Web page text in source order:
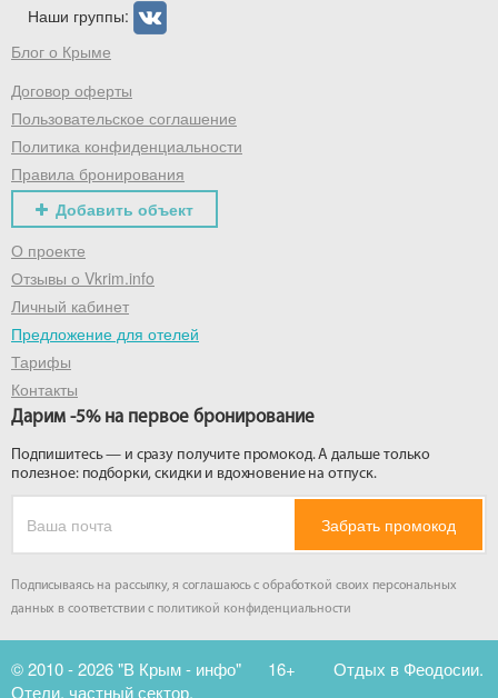
Наши группы:
Блог о Крыме
Договор оферты
Пользовательское соглашение
Политика конфиденциальности
Правила бронирования
Добавить объект
О проекте
Отзывы о Vkrim.info
Личный кабинет
Предложение для отелей
Тарифы
Контакты
Дарим -5% на первое бронирование
Подпишитесь — и сразу получите промокод. А дальше только
полезное: подборки, скидки и вдохновение на отпуск.
Забрать промокод
Подписываясь на рассылку, я соглашаюсь с обработкой своих персональных
данных в соответствии с политикой конфиденциальности
© 2010 - 2026 "В Крым - инфо" 16+
Отдых в Феодосии.
Отели, частный сектор.